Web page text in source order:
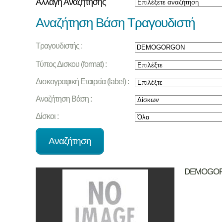
Αλλαγή Αναζήτησης
Αναζήτηση Βάση Τραγουδιστή
Τραγουδιστής :
Τύπος Δισκου (format) :
Δισκογραφική Εταιρεία (label) :
Αναζήτηση Βάση :
Δίσκοι :